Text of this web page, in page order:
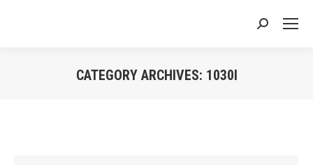
Search:
CATEGORY ARCHIVES: 1030I